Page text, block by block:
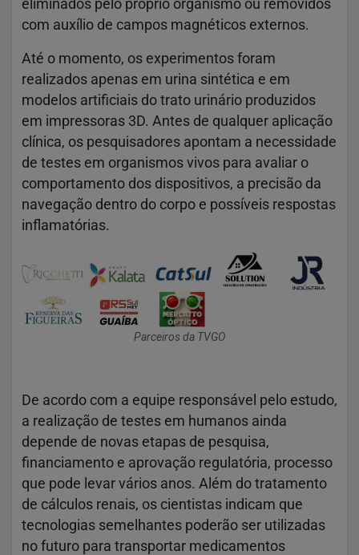
eliminados pelo próprio organismo ou removidos
com auxílio de campos magnéticos externos.
Até o momento, os experimentos foram
realizados apenas em urina sintética e em
modelos artificiais do trato urinário produzidos
em impressoras 3D. Antes de qualquer aplicação
clínica, os pesquisadores apontam a necessidade
de testes em organismos vivos para avaliar o
comportamento dos dispositivos, a precisão da
navegação dentro do corpo e possíveis respostas
inflamatórias.
Parceiros da TVGO
De acordo com a equipe responsável pelo estudo,
a realização de testes em humanos ainda
depende de novas etapas de pesquisa,
financiamento e aprovação regulatória, processo
que pode levar vários anos. Além do tratamento
de cálculos renais, os cientistas indicam que
tecnologias semelhantes poderão ser utilizadas
no futuro para transportar medicamentos